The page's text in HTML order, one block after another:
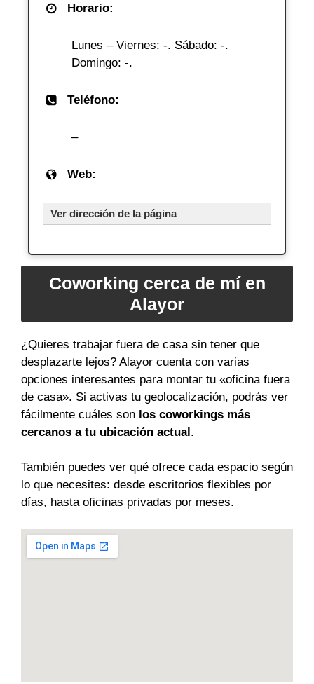
Horario:
Lunes – Viernes: -. Sábado: -.
Domingo: -.
Teléfono:
–
Web:
Ver dirección de la página
Coworking cerca de mí en
Alayor
¿Quieres trabajar fuera de casa sin tener que
desplazarte lejos? Alayor cuenta con varias
opciones interesantes para montar tu «oficina fuera
de casa». Si activas tu geolocalización, podrás ver
fácilmente cuáles son los coworkings más
cercanos a tu ubicación actual.
También puedes ver qué ofrece cada espacio según
lo que necesites: desde escritorios flexibles por
días, hasta oficinas privadas por meses.